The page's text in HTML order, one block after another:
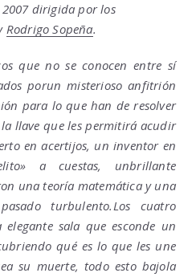
dirigida por los
Rodrigo Sopeña.
que no se conocen entre sí
porun misterioso anfitrión
para lo que han de resolver
llave que les permitirá acudir
en acertijos, un inventor en
a cuestas, unbrillante
una teoría matemática y una
turbulento.Los cuatro
sala que esconde un
qué es lo que les une
su muerte, todo esto bajola